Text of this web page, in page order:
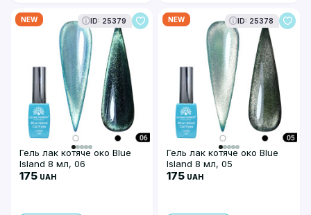
NEW ID: 25379
Гель лак котяче око Blue
Island 8 мл, 06
175 UAH
NEW ID: 25378
Гель лак котяче око Blue
Island 8 мл, 05
175 UAH